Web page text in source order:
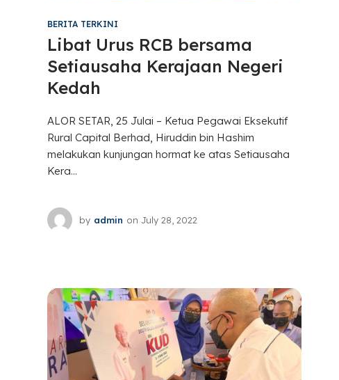
BERITA TERKINI
Libat Urus RCB bersama
Setiausaha Kerajaan Negeri
Kedah
ALOR SETAR, 25 Julai – Ketua Pegawai Eksekutif
Rural Capital Berhad, Hiruddin bin Hashim
melakukan kunjungan hormat ke atas Setiausaha
Kera...
by admin on July 28, 2022